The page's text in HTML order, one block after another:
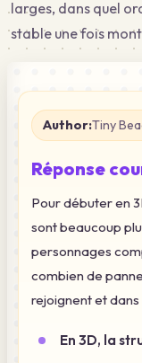
larges, dans quel
stable une fois
Author:Tiny
Réponse
Pour débuter en
sont beaucoup
personnages
combien de
rejoignent et
En 3D, la